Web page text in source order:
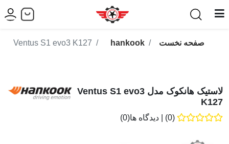
صفحه نخست hankook
Ventus S1 evo3 K127
لاستیک هانکوک مدل Ventus S1 evo3
K127
(0) دیدگاه ها(0)